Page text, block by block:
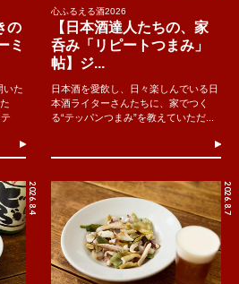
の
ミ
いた
心ふるえる酒2026
【日本酒達人たちの、家
呑み「リピートつまみ」
帖】ジ...
日本酒を愛飲し、日々楽しんでいる日
本酒ライターさんたちに、家でつく
る“テッパンつまみ”を教えていただ...
2026.8.4 2026.8.7